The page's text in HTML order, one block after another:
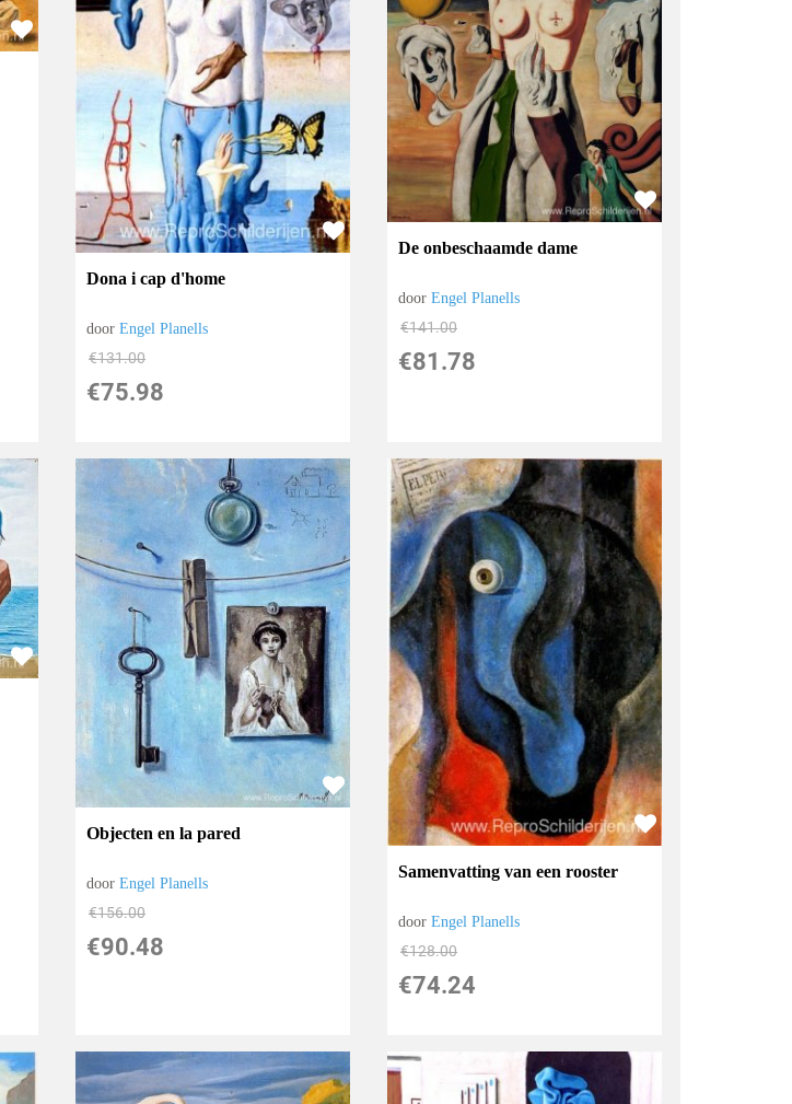
Dona i cap d'home
doorEngel Planells
€131.00
€75.98
De onbeschaamde dame
doorEngel Planells
€141.00
€81.78
Objecten en la pared
doorEngel Planells
€156.00
€90.48
Samenvatting van een rooster
doorEngel Planells
€128.00
€74.24